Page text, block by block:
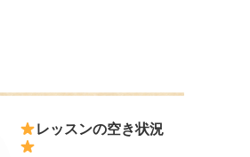
レッスンの空き状況